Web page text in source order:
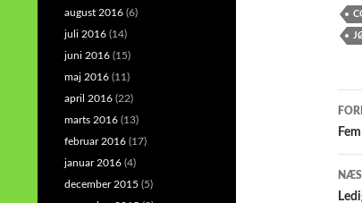
august 2016 (6)
juli 2016 (14)
juni 2016 (15)
maj 2016 (11)
april 2016 (22)
marts 2016 (13)
februar 2016 (17)
januar 2016 (4)
december 2015 (5)